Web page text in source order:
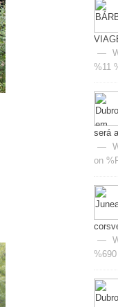
—
%11
será
—
on
—